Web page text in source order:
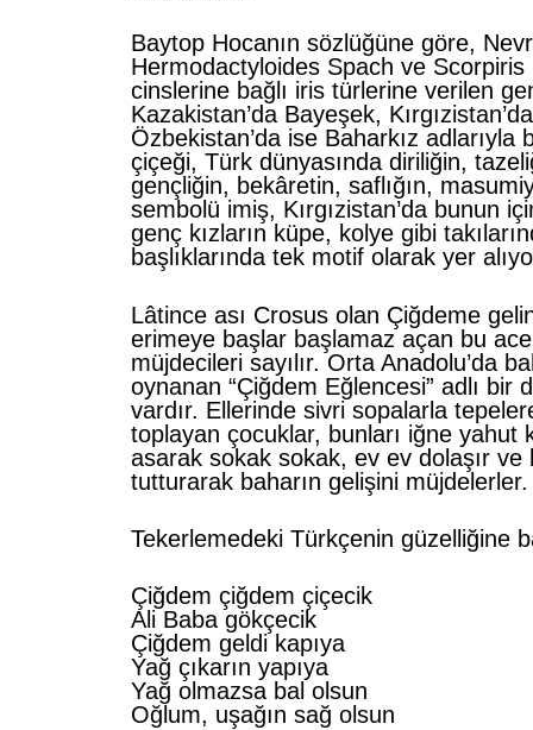
Baytop Hocanın sözlüğüne göre,
Hermodactyloides Spach ve Scorpiris
cinslerine bağlı iris türlerine verilen
Kazakistan’da Bayeşek,
Özbekistan’da ise Baharkız adlarıyla
çiçeği, Türk dünyasında diriliğin,
gençliğin, bekâretin, saflığın,
sembolü imiş, Kırgızistan’da bunun
genç kızların küpe, kolye gibi
başlıklarında tek motif olarak yer
Lâtince ası Crosus olan Çiğdeme
erimeye başlar başlamaz açan bu
müjdecileri sayılır. Orta Anadolu’da
oynanan “Çiğdem Eğlencesi” adlı bir
vardır. Ellerinde sivri sopalarla
toplayan çocuklar, bunları iğne yahut
asarak sokak sokak, ev ev dolaşır ve
tutturarak baharın gelişini müjdelerler.
Tekerlemedeki Türkçenin güzelliğine
Çiğdem çiğdem çiçecik
Ali Baba gökçecik
Çiğdem geldi kapıya
Yağ çıkarın yapıya
Yağ olmazsa bal olsun
Oğlum, uşağın sağ olsun